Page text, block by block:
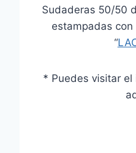
Sudaderas 50/50
estampadas
“
* Puedes visitar el